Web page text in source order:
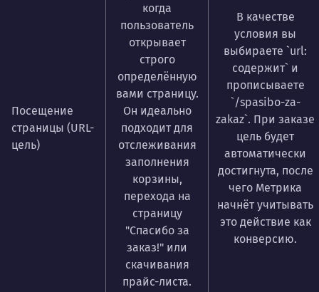
Посещение
страницы (URL-
цель)
когда
пользователь
открывает
строго
определённую
вами страницу.
Он идеально
подходит для
отслеживания
заполнения
корзины,
перехода на
страницу
"Спасибо за
заказ!" или
скачивания
прайс-листа.
В качестве
условия вы
выбираете `url:
содержит` и
прописываете
`/spasibo-za-
zakaz`. При заказе
цель будет
автоматически
достигнута, после
чего Метрика
начнёт учитывать
это действие как
конверсию.